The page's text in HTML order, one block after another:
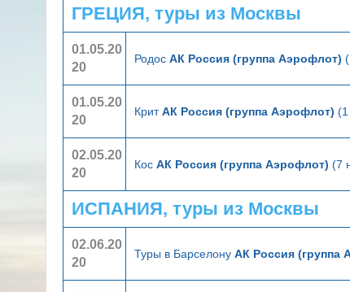
ГРЕЦИЯ, туры из Москвы
01.05.20
20
Родос АК Россия (группа Аэрофлот)
01.05.20
20
КритАК Россия (группа Аэрофлот)
02.05.20
20
Кос АК Россия (группа Аэрофлот) (7
ИСПАНИЯ, туры из Москвы
02.06.20
20
Туры в Барселону АК Россия (группа